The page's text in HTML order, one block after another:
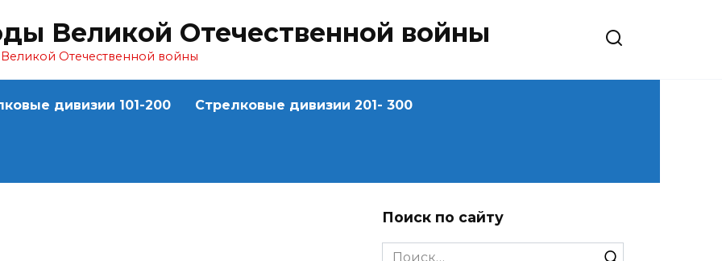
Великой Отечественной войны
Отечественной войны
дивизии 101-200 Стрелковые дивизии 201- 300
Поиск по сайту
Search